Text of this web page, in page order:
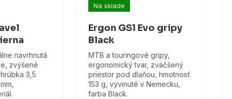
navrhnutá
zvýšené
3,5
Na sklade
Ergon GS1 Evo gripy
Black
MTB a touringové gripy,
ergonomický tvar, zväčšený
priestor pod dlaňou, hmotnosť
153 g, vyvinuté v Nemecku,
farba Black.